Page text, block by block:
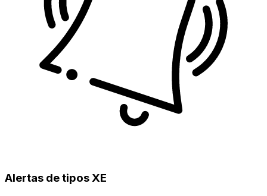
Alertas de tipos XE